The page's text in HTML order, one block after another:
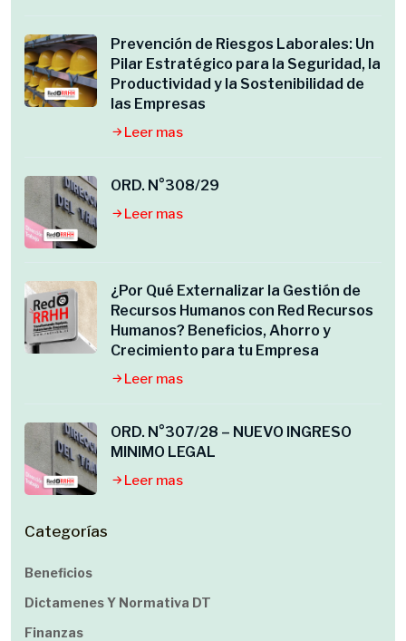
Prevención de Riesgos Laborales: Un
Pilar Estratégico para la Seguridad, la
Productividad y la Sostenibilidad de
las Empresas
Leer mas
ORD. N°308/29
Leer mas
¿Por Qué Externalizar la Gestión de
Recursos Humanos con Red Recursos
Humanos? Beneficios, Ahorro y
Crecimiento para tu Empresa
Leer mas
ORD. N°307/28 – NUEVO INGRESO
MINIMO LEGAL
Leer mas
Categorías
Beneficios
Dictamenes Y Normativa DT
Finanzas